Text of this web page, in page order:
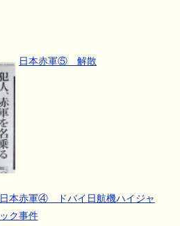
日本赤軍⑤ 解散
日本赤軍④ ドバイ日航機ハイジャ
ック事件